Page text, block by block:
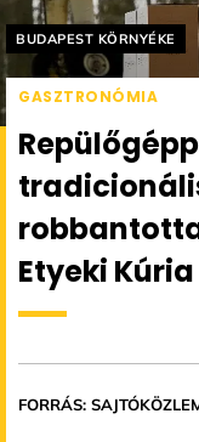
Helyszín címkék:
BUDAPEST KÖRNYÉKE
GASZTRONÓMIA
Etyeki
FORRÁS: